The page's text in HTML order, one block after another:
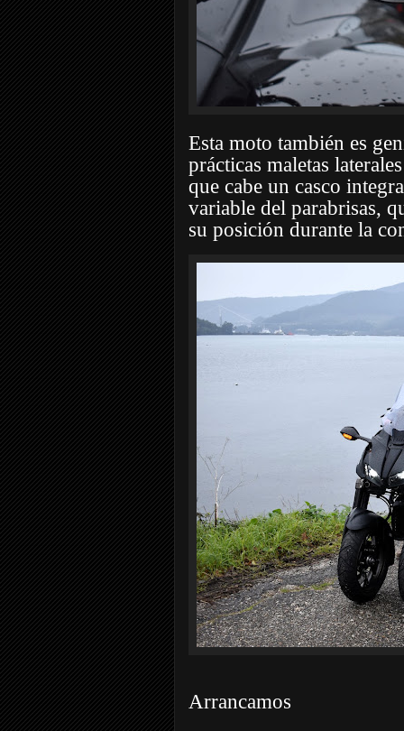
Esta moto también es
prácticas maletas
que cabe un casco
variable del parabrisas,
su posición durante la
Arrancamos